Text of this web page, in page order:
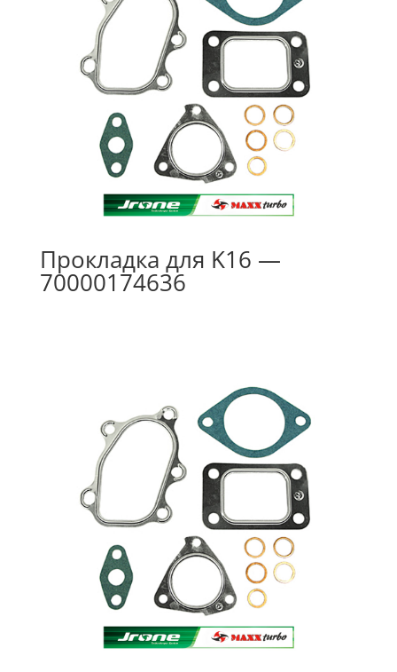
Прокладка для K16 —
70000174636